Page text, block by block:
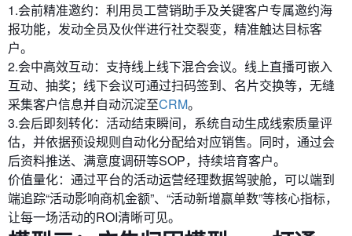
1.会前精准邀约：利用员工营销助手及关键客户专属邀约海
报功能，发动全员及伙伴进行社交裂变，精准触达目标客
户。
2.会中高效互动：支持线上线下混合会议。线上直播可嵌入
互动、抽奖；线下会议可通过扫码签到、名片交换等，无缝
采集客户信息并自动沉淀至CRM。
3.会后即刻转化：活动结束瞬间，系统自动生成线索质量评
估，并依据预设规则自动化分配给对应销售。同时，通过会
后资料推送、满意度调研等SOP，持续培育客户。
价值量化：通过平台的活动运营经理数据驾驶舱，可以端到
端追踪“活动影响商机金额”、“活动新增赢单数”等核心指标，
让每一场活动的ROI清晰可见。